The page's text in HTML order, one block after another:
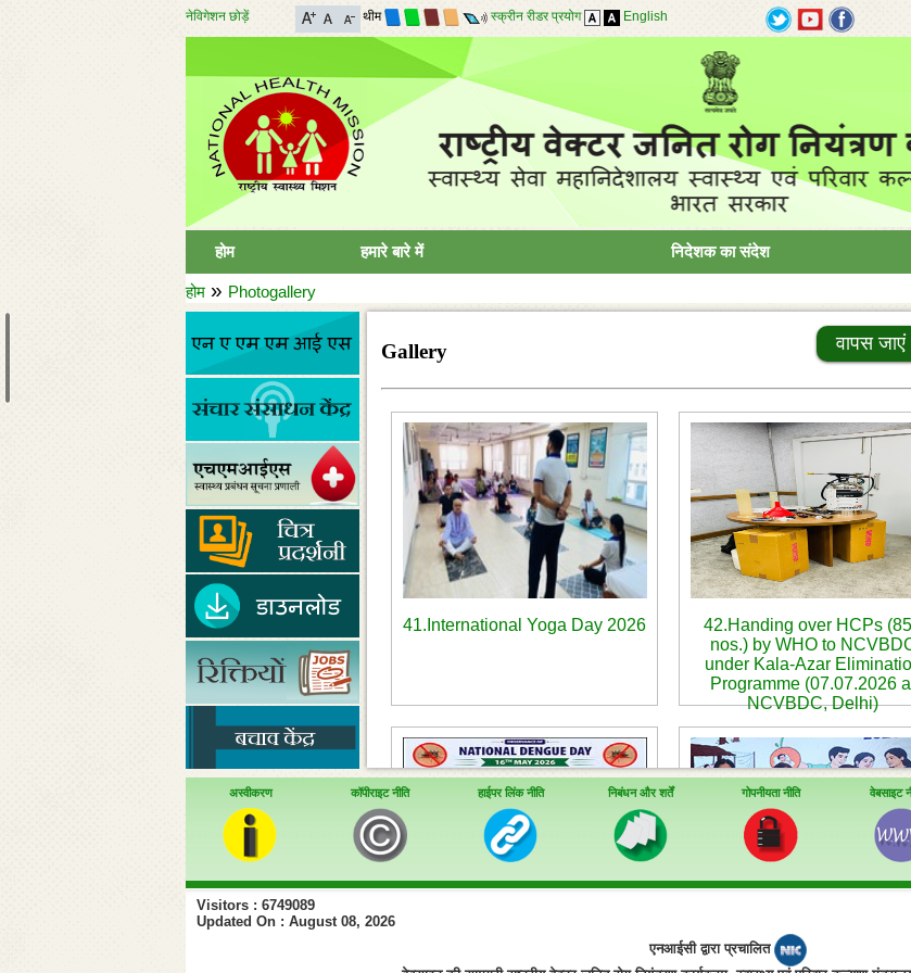
नेविगेशन छोड़ें थीम स्क्रीन रीडर प्रयोग English
होम हमारे बारे में निदेशक का संदेश
होम» Photogallery
Gallery वापस जाएं
41.International Yoga Day 2026
42.Handing over HCPs
nos.) by WHO to
under Kala-Azar
Programme (07.07.2026
NCVBDC, Delhi)
45. Commemoration of
Malaria Day-2026 - 2-day
अस्वीकरण कॉपीराइट नीति हाईपर लिंक नीति निबंधन और शर्तें गोपनीयता नीति वेबसाइट
Visitors : 6749089
Updated On : August 08, 2026
एनआईसी द्वारा प्रचालित